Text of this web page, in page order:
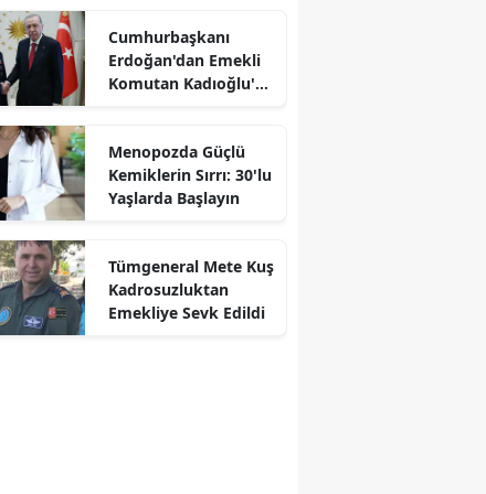
Cumhurbaşkanı
Erdoğan'dan Emekli
Komutan Kadıoğlu'na
Menopozda Güçlü
Kemiklerin Sırrı: 30'lu
Yaşlarda Başlayın
Tümgeneral Mete Kuş
Kadrosuzluktan
Emekliye Sevk Edildi